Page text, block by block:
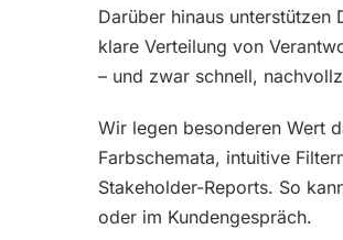
Darüber hinaus
klare Verteilung von
– und zwar schnell,
Wir legen besonderen Wert
Farbschemata, intuitive
Stakeholder-Reports. So
oder im Kundengespräch.